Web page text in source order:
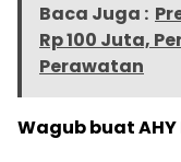
Baca Juga :
Rp 100 Juta,
Perawatan
Wagub buat